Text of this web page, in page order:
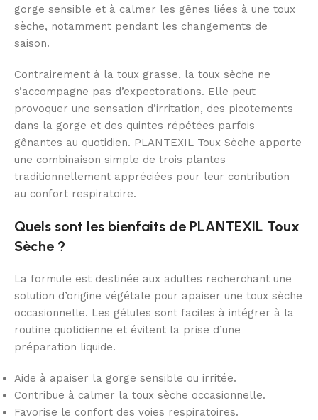
gorge sensible et à calmer les gênes liées à une toux
sèche, notamment pendant les changements de
saison.
Contrairement à la toux grasse, la toux sèche ne
s’accompagne pas d’expectorations. Elle peut
provoquer une sensation d’irritation, des picotements
dans la gorge et des quintes répétées parfois
gênantes au quotidien. PLANTEXIL Toux Sèche apporte
une combinaison simple de trois plantes
traditionnellement appréciées pour leur contribution
au confort respiratoire.
Quels sont les bienfaits de PLANTEXIL Toux
Sèche ?
La formule est destinée aux adultes recherchant une
solution d’origine végétale pour apaiser une toux sèche
occasionnelle. Les gélules sont faciles à intégrer à la
routine quotidienne et évitent la prise d’une
préparation liquide.
Aide à apaiser la gorge sensible ou irritée.
Contribue à calmer la toux sèche occasionnelle.
Favorise le confort des voies respiratoires.